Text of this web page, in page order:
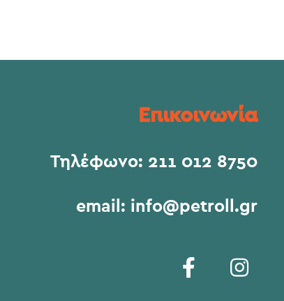
Επικοινωνία
Τηλέφωνο: 211 012 8750
email: info@petroll.gr